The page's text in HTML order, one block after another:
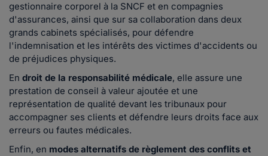
gestionnaire corporel à la SNCF et en compagnies
d'assurances, ainsi que sur sa collaboration dans deux
grands cabinets spécialisés, pour défendre
l'indemnisation et les intérêts des victimes d'accidents ou
de préjudices physiques.
En droit de la responsabilité médicale, elle assure une
prestation de conseil à valeur ajoutée et une
représentation de qualité devant les tribunaux pour
accompagner ses clients et défendre leurs droits face aux
erreurs ou fautes médicales.
Enfin, en modes alternatifs de règlement des conflits et